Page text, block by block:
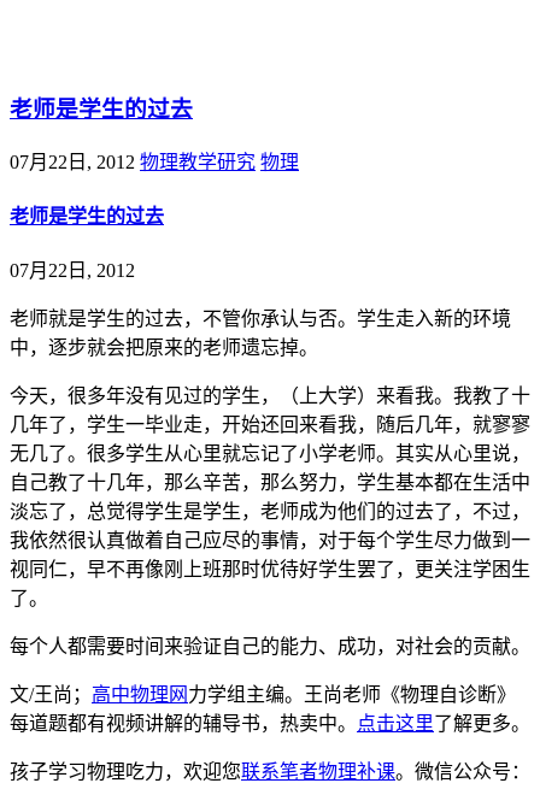
老师是学生的过去
07月22日, 2012 物理教学研究 物理
老师是学生的过去
07月22日, 2012
老师就是学生的过去，不管你承认与否。学生走入新的环境
中，逐步就会把原来的老师遗忘掉。
今天，很多年没有见过的学生，（上大学）来看我。我教了十
几年了，学生一毕业走，开始还回来看我，随后几年，就寥寥
无几了。很多学生从心里就忘记了小学老师。其实从心里说，
自己教了十几年，那么辛苦，那么努力，学生基本都在生活中
淡忘了，总觉得学生是学生，老师成为他们的过去了，不过，
我依然很认真做着自己应尽的事情，对于每个学生尽力做到一
视同仁，早不再像刚上班那时优待好学生罢了，更关注学困生
了。
每个人都需要时间来验证自己的能力、成功，对社会的贡献。
文/王尚； 高中物理网 力学组主编。王尚老师《物理自诊断》
每道题都有视频讲解的辅导书，热卖中。
点击这里了解更多。
孩子学习物理吃力，欢迎您联系笔者物理补课。微信公众号：